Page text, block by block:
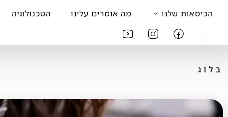
הכיסאות שלנו מה אומרים עלינו הטכנולוגיה
בלוג